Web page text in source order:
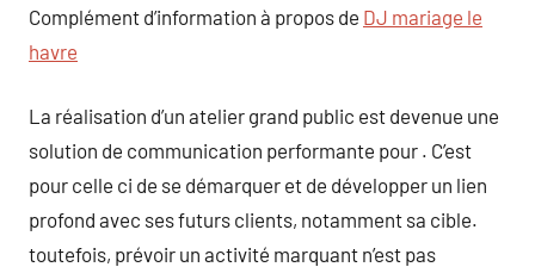
Complément d’information à propos de DJ mariage le
havre
La réalisation d’un atelier grand public est devenue une
solution de communication performante pour . C’est
pour celle ci de se démarquer et de développer un lien
profond avec ses futurs clients, notamment sa cible.
toutefois, prévoir un activité marquant n’est pas